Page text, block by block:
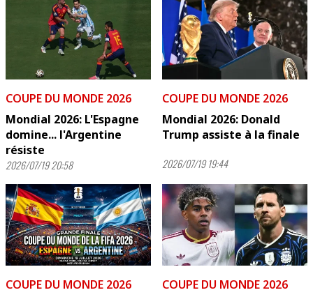
COUPE DU MONDE 2026
Mondial 2026: L'Espagne
domine... l'Argentine
résiste
2026/07/19 20:58
COUPE DU MONDE 2026
Mondial 2026: Donald
Trump assiste à la finale
2026/07/19 19:44
COUPE DU MONDE 2026
COUPE DU MONDE 2026